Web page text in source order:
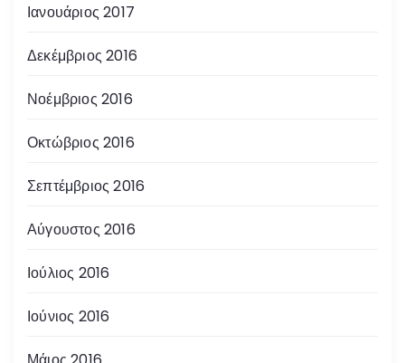
Ιανουάριος 2017
Δεκέμβριος 2016
Νοέμβριος 2016
Οκτώβριος 2016
Σεπτέμβριος 2016
Αύγουστος 2016
Ιούλιος 2016
Ιούνιος 2016